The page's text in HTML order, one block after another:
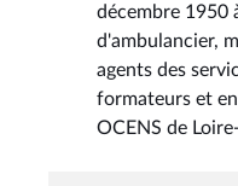
décembre 1950
d'ambulancier,
agents des
formateurs et
OCENS de